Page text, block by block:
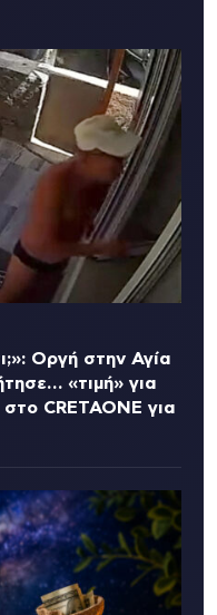
Οργή στην Αγία
«τιμή» για
CRETAONE για